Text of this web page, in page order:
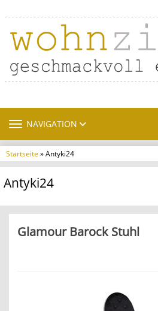
TOGGLE NAVIGATION
NAVIGATION
Startseite» Antyki24
Antyki24
Glamour Barock Stuhl